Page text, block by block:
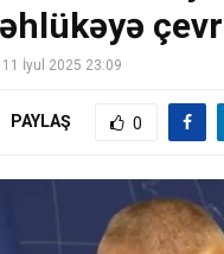
11 İyul 2025 23:09
PAYLAŞ 0